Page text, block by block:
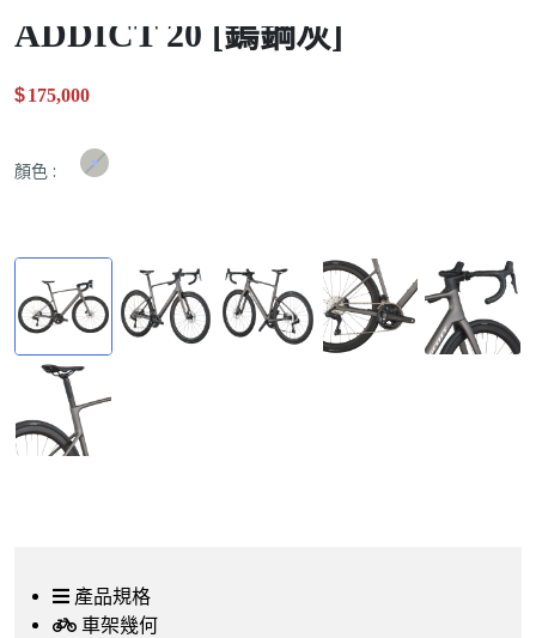
ADDICT 20 [鎢鋼灰]
$175,000
顏色 :
產品規格
車架幾何